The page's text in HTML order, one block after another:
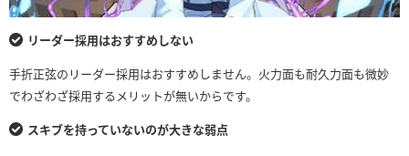
リーダー採用はおすすめしない
手折正弦のリーダー採用はおすすめしません。火力面も耐久力面も微妙
でわざわざ採用するメリットが無いからです。
スキブを持っていないのが大きな弱点